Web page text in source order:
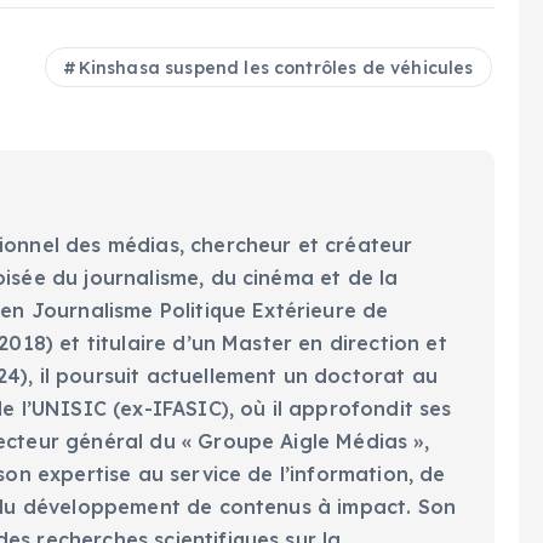
Kinshasa suspend les contrôles de véhicules
des médias, chercheur et créateur
du journalisme, du cinéma et de la
Journalisme Politique Extérieure de
et titulaire d’un Master en direction et
il poursuit actuellement un doctorat au
l’UNISIC (ex-IFASIC), où il approfondit ses
général du « Groupe Aigle Médias »,
expertise au service de l’information, de
développement de contenus à impact. Son